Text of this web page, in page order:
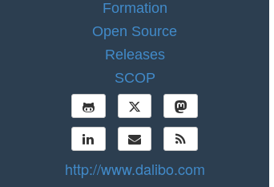
Formation
Open Source
Releases
SCOP
http://www.dalibo.com